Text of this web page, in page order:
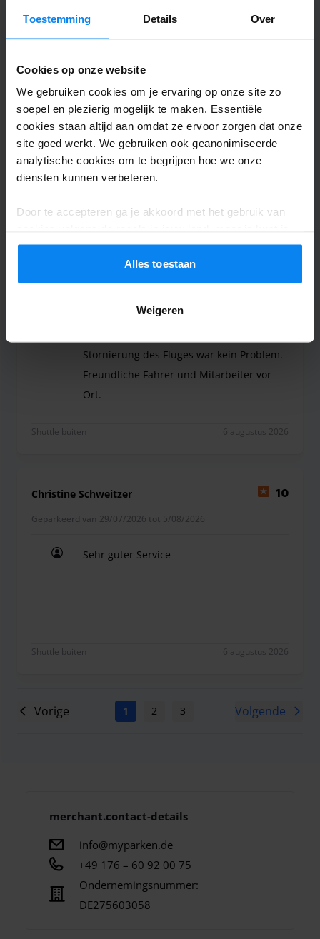
Toestemming Details Over
Cookies op onze website
We gebruiken cookies om je ervaring op onze site zo
soepel en plezierig mogelijk te maken. Essentiële
cookies staan altijd aan omdat ze ervoor zorgen dat onze
site goed werkt. We gebruiken ook geanonimiseerde
analytische cookies om te begrijpen hoe we onze
diensten kunnen verbeteren.
Door te accepteren ga je akkoord met het gebruik van
instellingen op elk moment aanpassen. Bekijk voor alle
Privacybeleid.
Alles toestaan
Weigeren
hervorzuheben), das Auto wurde uns
zum und vom Flughafen war sofort und
ohne Zeitverzögerung. Unseren Bus haben
im einwandfreien Zustand wieder
bekommen. Danke an das ganze tolle
Team. Ich komme bestimmt wieder!
Unser erstes Mal auf einem Parkplatz während
Freundliche Mitarbeiter am Telefon.
Stornierung des Fluges war kein Problem.
Freundliche Fahrer und Mitarbeiter vor
Ort.
Shuttle buiten 6 augustus 2026
Christine Schweitzer 10
Geparkeerd van 29/07/2026 tot 5/08/2026
Sehr guter Service
Shuttle buiten 6 augustus 2026
Vorige 1 2 3 5 6 7
Volgende
merchant.contact-details
info@myparken.de
+49 176 – 60 92 00 75
Ondernemingsnummer:
DE275603058